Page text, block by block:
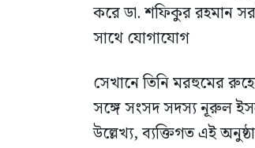
করে ডা. শফিকুর রহমান
সাথে যোগাযোগ
সেখানে তিনি মরহুমের
সঙ্গে সংসদ সদস্য নূরুল
উল্লেখ্য, ব্যক্তিগত এই